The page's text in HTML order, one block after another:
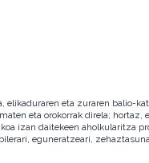
eta zuraren balio-
eta orokorrak direla;
izan daitekeen aholkularitza
eguneratzeari,